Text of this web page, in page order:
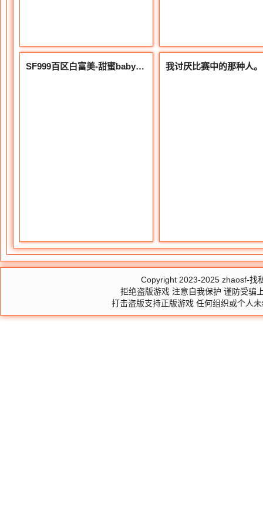
SF999百区白富美-甜蜜baby最强法师之妻装备全是惊喜 我讨厌比赛中的那种人。
Copyright 2023-2025 zhaosf-找
拒绝盗版游戏 注意自我保护 谨防受骗
打击盗版支持正版游戏 任何组织或个人